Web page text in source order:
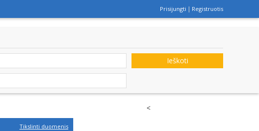
Prisijungti Registruotis
Ieškoti
Tikslinti duomenis
<